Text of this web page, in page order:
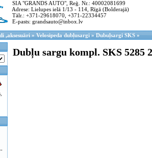
SIA "GRANDS AUTO", Reģ. Nr.: 40002081699
Adrese: Lielupes ielā 1/13 - 114, Rīgā (Bolderajā)
Tālr.: +371-29618070, +371-22334457
E-pasts: grandsauto@inbox.lv
,aksesuāri » Velosipeda dubļusargi » Dubuļsargi SKS »
Dubļu sargu kompl. SKS 5285